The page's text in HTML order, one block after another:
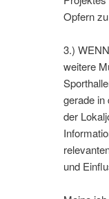
Opfern
3.)
weitere
gerade in
der
und